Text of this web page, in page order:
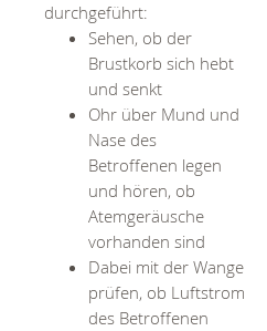
durchgeführt:
Sehen, ob der
Brustkorb sich hebt
und senkt
Ohr über Mund und
Nase des
Betroffenen legen
und hören, ob
Atemgeräusche
vorhanden sind
Dabei mit der Wange
prüfen, ob Luftstrom
des Betroffenen